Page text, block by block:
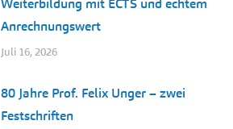
Weiterbildung mit ECTS und echtem
Anrechnungswert
Juli 16, 2026
80 Jahre Prof. Felix Unger – zwei
Festschriften